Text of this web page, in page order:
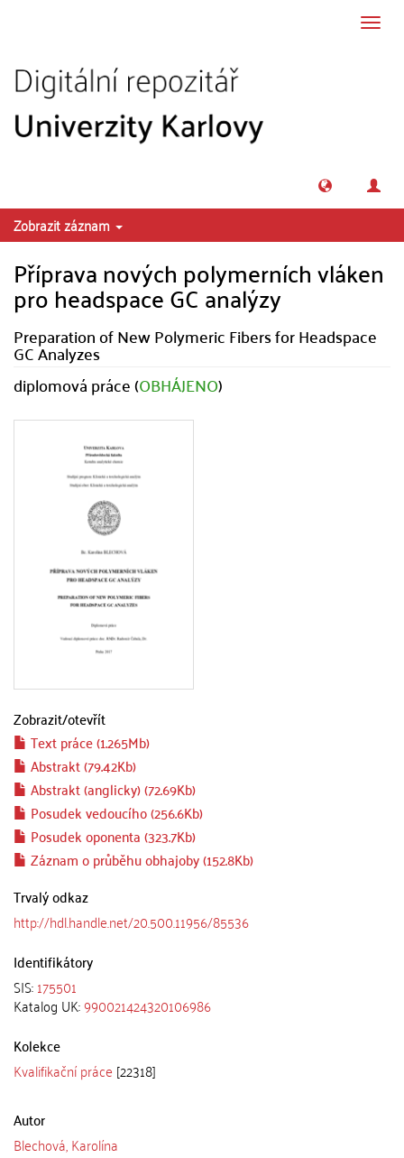
Zobrazit záznam
Příprava nových polymerních vláken
pro headspace GC analýzy
Preparation of New Polymeric Fibers for Headspace
GC Analyzes
diplomová práce (OBHÁJENO)
Zobrazit/otevřít
Text práce (1.265Mb)
Abstrakt (79.42Kb)
Abstrakt (anglicky) (72.69Kb)
Posudek vedoucího (256.6Kb)
Posudek oponenta (323.7Kb)
Záznam o průběhu obhajoby (152.8Kb)
Trvalý odkaz
http://hdl.handle.net/20.500.11956/85536
Identifikátory
SIS:175501
Katalog UK:990021424320106986
Kolekce
Kvalifikační práce [22318]
Autor
Blechová, Karolína